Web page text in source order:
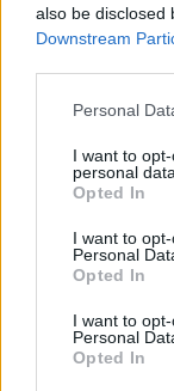
also be disclosed
Downstream
Personal
I want to
personal data.
Opted In
I want to
Personal
Opted In
I want to
Personal
Opted In
Horoskopi 9
Çfarë kanë
për secilën